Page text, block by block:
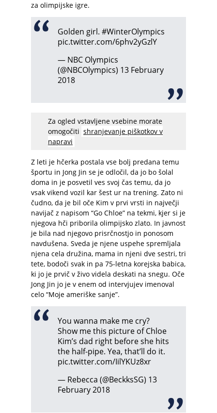
za olimpijske igre.
Golden girl. #WinterOlympics
pic.twitter.com/6phv2yGzlY
— NBC Olympics
(@NBCOlympics) 13 February
2018
Za ogled vstavljene vsebine morate
omogočiti shranjevanje piškotkov v
napravi
Z leti je hčerka postala vse bolj predana temu
športu in Jong Jin se je odločil, da jo bo šolal
doma in je posvetil ves svoj čas temu, da jo
vsak vikend vozil kar šest ur na trening. Zato ni
čudno, da je bil oče Kim v prvi vrsti in največji
navijač z napisom “Go Chloe” na tekmi, kjer si je
njegova hči priborila olimpijsko zlato. In javnost
je bila nad njegovo prisrčnostjo in ponosom
navdušena. Sveda je njene uspehe spremljala
njena cela družina, mama in njeni dve sestri, tri
tete, bodoči svak in pa 75-letna korejska babica,
ki jo je prvič v živo videla deskati na snegu. Oče
Jong Jin jo je v enem od intervjujev imenoval
celo “Moje ameriške sanje”.
You wanna make me cry?
Show me this picture of Chloe
Kim’s dad right before she hits
the half-pipe. Yea, that’ll do it.
pic.twitter.com/IilYKUz8xr
— Rebecca (@BeckksSG) 13
February 2018